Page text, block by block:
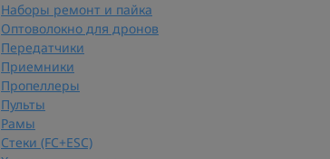
Наборы ремонт и пайка
Оптоволокно для дронов
Передатчики
Приемники
Пропеллеры
Пульты
Рамы
Стеки (FC+ESC)